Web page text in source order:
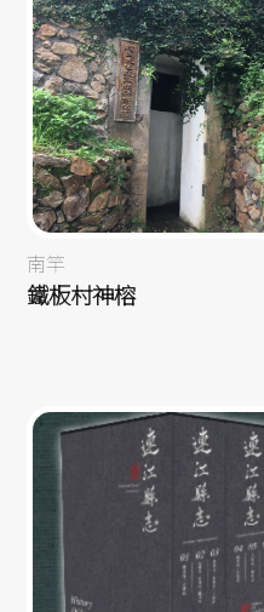
南竿
鐵板村神榕